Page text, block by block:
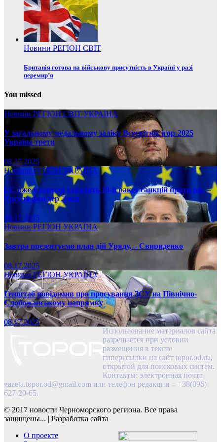
Новини РЕГІОН СВІТ
Британія готова на військову присутність в Україні у разі
перемир’я
You missed
Новини РЕГІОНСВІТ УКРАЇНА
У загальному медальному заліку Всесвітніх ігор-2025
Україна третя
08.17.2025
НовиниРЕГІОН УКРАЇНА
ЄС вже у вересні ухвалить 19-й ракет санкцій проти рф, –
Урсула фон дер Ляєн
08.17.2025
Новини РЕГІОН УКРАЇНА
Завтра презентуємо план дій Уряду, – Свириденко
08.17.2025
НовиниРЕГІОНУКРАЇНА
Генштаб повідомив про просування ЗСУ на Північно-
Слобожанському напрямку
08.17.2025
Использование материалов сайта
разрешается при условии
размещения в тексте
гиперссылки на сайт topor.od.ua,
открытой для поисковых систем.
Контакты: электронная почта
gazeta.topor.od@gmail.com или телефон редакции – +38(096)
627-20-65.
© 2017 новости Черноморского региона. Все права
защищены... | Разработка сайта
О проекте